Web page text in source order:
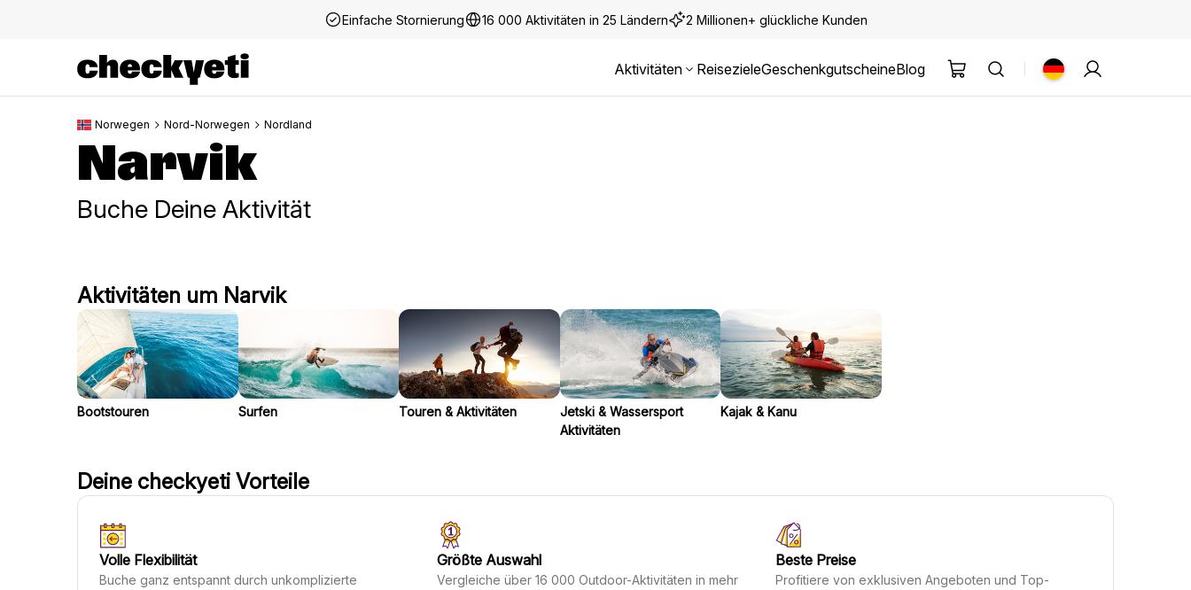
Einfache Stornierung 16 000 Aktivitäten in 25 Ländern 2 Millionen+ glückliche Kunden
Aktivitäten ReisezieleGeschenkgutscheineBlog
Norwegen Nord-Norwegen Nordland
Narvik
Buche Deine Aktivität
Aktivitäten um Narvik
Bootstouren Surfen Touren & Aktivitäten
Jetski & Wassersport
Aktivitäten
Kajak & Kanu
Deine checkyeti Vorteile
Volle Flexibilität
Buche ganz entspannt durch unkomplizierte
Größte Auswahl
Vergleiche über 16 000 Outdoor-Aktivitäten in mehr
Beste Preise
Profitiere von exklusiven Angeboten und Top-